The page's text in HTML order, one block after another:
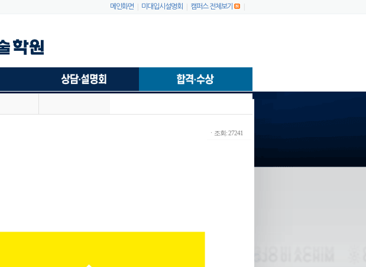
메인화면 미대입시설명회 캠퍼스 전체보기
ㆍ조회: 27241